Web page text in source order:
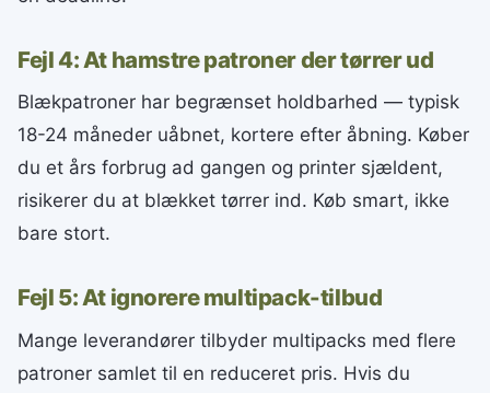
Fejl 4: At hamstre patroner der tørrer ud
Blækpatroner har begrænset holdbarhed — typisk
18-24 måneder uåbnet, kortere efter åbning. Køber
du et års forbrug ad gangen og printer sjældent,
risikerer du at blækket tørrer ind. Køb smart, ikke
bare stort.
Fejl 5: At ignorere multipack-tilbud
Mange leverandører tilbyder multipacks med flere
patroner samlet til en reduceret pris. Hvis du